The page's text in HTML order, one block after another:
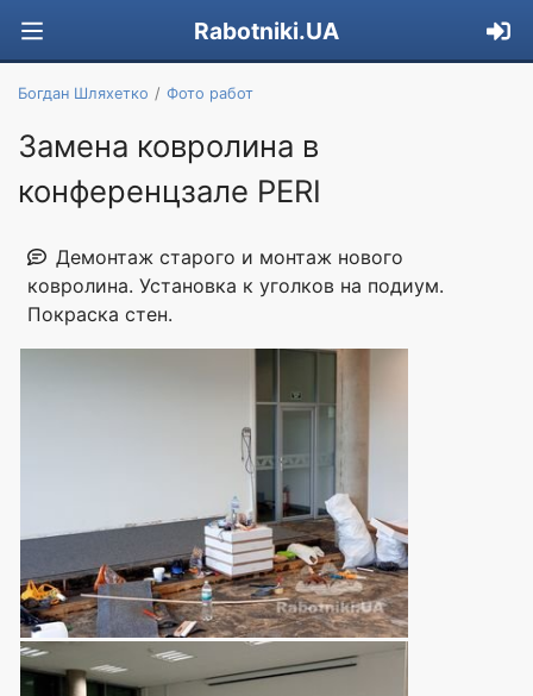
Rabotniki.UA
Богдан Шляхетко Фото работ
Замена ковролина в
конференцзале PERI
Демонтаж старого и монтаж нового
ковролина. Установка к уголков на подиум.
Покраска стен.